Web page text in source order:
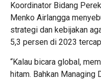
Koordinator Bidang
Menko Airlangga
strategi dan kebijakan
5,3 persen di 2023
“Kalau bicara global,
hitam. Bahkan Managing